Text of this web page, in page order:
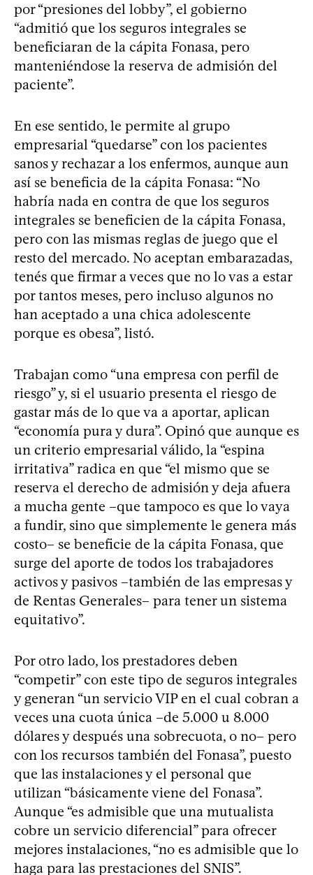
por “presiones del lobby”, el gobierno
“admitió que los seguros integrales se
beneficiaran de la cápita Fonasa, pero
manteniéndose la reserva de admisión del
paciente”.
En ese sentido, le permite al grupo
empresarial “quedarse” con los pacientes
sanos y rechazar a los enfermos, aunque aun
así se beneficia de la cápita Fonasa: “No
habría nada en contra de que los seguros
integrales se beneficien de la cápita Fonasa,
pero con las mismas reglas de juego que el
resto del mercado. No aceptan embarazadas,
tenés que firmar a veces que no lo vas a estar
por tantos meses, pero incluso algunos no
han aceptado a una chica adolescente
porque es obesa”, listó.
Trabajan como “una empresa con perfil de
riesgo” y, si el usuario presenta el riesgo de
gastar más de lo que va a aportar, aplican
“economía pura y dura”. Opinó que aunque es
un criterio empresarial válido, la “espina
irritativa” radica en que “el mismo que se
reserva el derecho de admisión y deja afuera
a mucha gente –que tampoco es que lo vaya
a fundir, sino que simplemente le genera más
costo– se beneficie de la cápita Fonasa, que
surge del aporte de todos los trabajadores
activos y pasivos –también de las empresas y
de Rentas Generales– para tener un sistema
equitativo”.
Por otro lado, los prestadores deben
“competir” con este tipo de seguros integrales
y generan “un servicio VIP en el cual cobran a
veces una cuota única –de 5.000 u 8.000
dólares y después una sobrecuota, o no– pero
con los recursos también del Fonasa”, puesto
que las instalaciones y el personal que
utilizan “básicamente viene del Fonasa”.
Aunque “es admisible que una mutualista
cobre un servicio diferencial” para ofrecer
mejores instalaciones, “no es admisible que lo
haga para las prestaciones del SNIS”.